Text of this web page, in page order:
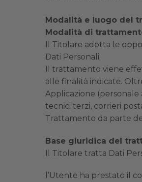
Modalità e luogo del
Modalità di
Il Titolare adotta le
Dati Personali.
Il trattamento viene
alle finalità indicate.
Applicazione
tecnici terzi, corrieri
Trattamento da parte
Base giuridica del
Il Titolare tratta Dati
l’Utente ha prestato il